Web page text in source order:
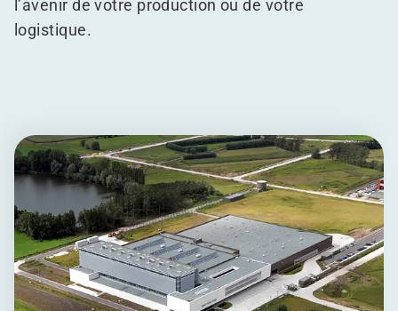
l’avenir de votre production ou de votre
logistique.